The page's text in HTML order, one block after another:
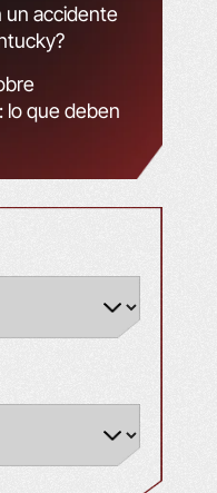
un accidente
lo que deben